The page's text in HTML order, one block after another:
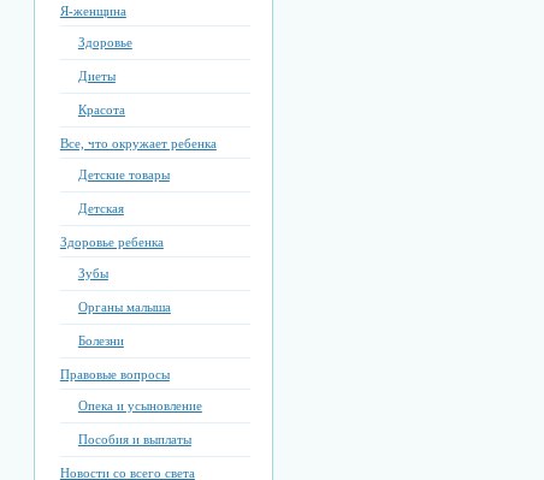
Я-женщина
Здоровье
Диеты
Красота
Все, что окружает ребенка
Детские товары
Детская
Здоровье ребенка
Зубы
Органы малыша
Болезни
Правовые вопросы
Опека и усыновление
Пособия и выплаты
Новости со всего света